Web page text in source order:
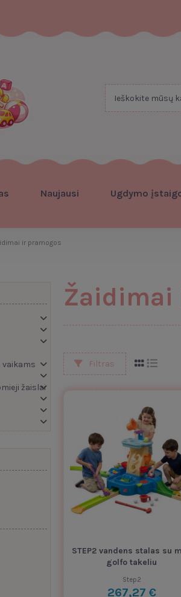
Naujausi Ugdymo
ir pramogos
Žaidimai
Filtras
STEP2 vandens stalas su
golfo takeliu
Step2
267,27 €
žaislai